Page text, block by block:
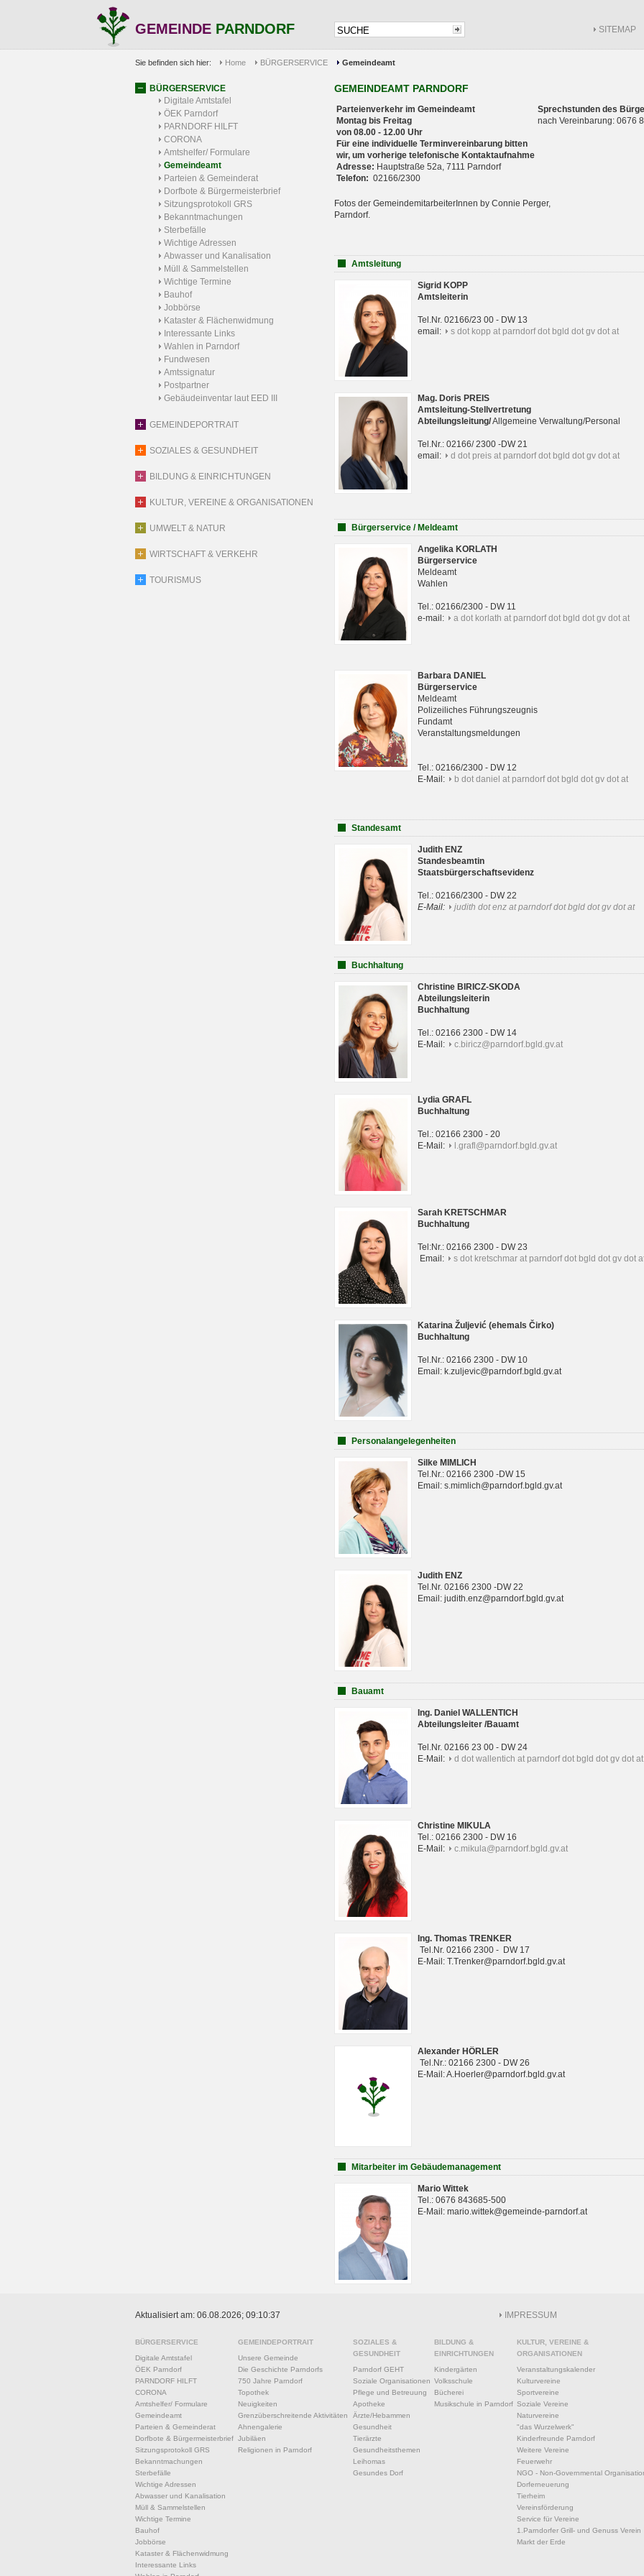
GEMEINDE PARNDORF SITEMAP
Sie befinden sich hier: Home BÜRGERSERVICE Gemeindeamt
BÜRGERSERVICE
Digitale Amtstafel
ÖEK Parndorf
PARNDORF HILFT
CORONA
Amtshelfer/ Formulare
Gemeindeamt
Parteien & Gemeinderat
Dorfbote & Bürgermeisterbrief
Sitzungsprotokoll GRS
Bekanntmachungen
Sterbefälle
Wichtige Adressen
Abwasser und Kanalisation
Müll & Sammelstellen
Wichtige Termine
Bauhof
Jobbörse
Kataster & Flächenwidmung
Interessante Links
Wahlen in Parndorf
Fundwesen
Amtssignatur
Postpartner
Gebäudeinventar laut EED III
GEMEINDEPORTRAIT
SOZIALES & GESUNDHEIT
BILDUNG & EINRICHTUNGEN
KULTUR, VEREINE & ORGANISATIONEN
UMWELT & NATUR
WIRTSCHAFT & VERKEHR
TOURISMUS
GEMEINDEAMT PARNDORF
Parteienverkehr im Gemeindeamt
Montag bis Freitag
von 08.00 - 12.00 Uhr
Für eine individuelle Terminvereinbarung bitten
wir, um vorherige telefonische Kontaktaufnahme
Adresse: Hauptstraße 52a, 7111 Parndorf
Telefon: 02166/2300
Sprechstunden des
nach Vereinbarung: 0676
Fotos der GemeindemitarbeiterInnen by Connie Perger,
Parndorf.
Amtsleitung
Sigrid KOPP
Amtsleiterin
Tel.Nr. 02166/23 00 - DW 13
email:
s dot kopp at parndorf dot bgld dot gv dot at
Mag. Doris PREIS
Amtsleitung-Stellvertretung
Abteilungsleitung/Allgemeine Verwaltung/Personal
Tel.Nr.: 02166/ 2300 -DW 21
email:
d dot preis at parndorf dot bgld dot gv dot at
Bürgerservice / Meldeamt
Angelika KORLATH
Bürgerservice
Meldeamt
Wahlen
Tel.: 02166/2300 - DW 11
e-mail:
a dot korlath at parndorf dot bgld dot gv dot at
Barbara DANIEL
Bürgerservice
Meldeamt
Polizeiliches Führungszeugnis
Fundamt
Veranstaltungsmeldungen
Tel.: 02166/2300 - DW 12
E-Mail:
b dot daniel at parndorf dot bgld dot gv dot at
Standesamt
Judith ENZ
Standesbeamtin
Staatsbürgerschaftsevidenz
Tel.: 02166/2300 - DW 22
E-Mail:
judith dot enz at parndorf dot bgld dot gv dot at
Buchhaltung
Christine BIRICZ-SKODA
Abteilungsleiterin
Buchhaltung
Tel.: 02166 2300 - DW 14
E-Mail:
c.biricz@parndorf.bgld.gv.at
Lydia GRAFL
Buchhaltung
Tel.: 02166 2300 - 20
E-Mail:
l.grafl@parndorf.bgld.gv.at
Sarah KRETSCHMAR
Buchhaltung
Tel:Nr.: 02166 2300 - DW 23
Email:
s dot kretschmar at parndorf dot bgld dot gv dot
Katarina Žuljević (ehemals Čirko)
Buchhaltung
Tel.Nr.: 02166 2300 - DW 10
Email: k.zuljevic@parndorf.bgld.gv.at
Personalangelegenheiten
Silke MIMLICH
Tel.Nr.: 02166 2300 -DW 15
Email: s.mimlich@parndorf.bgld.gv.at
Judith ENZ
Tel.Nr. 02166 2300 -DW 22
Email: judith.enz@parndorf.bgld.gv.at
Bauamt
Ing. Daniel WALLENTICH
Abteilungsleiter /Bauamt
Tel.Nr. 02166 23 00 - DW 24
E-Mail:
d dot wallentich at parndorf dot bgld dot gv dot at
Christine MIKULA
Tel.: 02166 2300 - DW 16
E-Mail:
c.mikula@parndorf.bgld.gv.at
Ing. Thomas TRENKER
Tel.Nr. 02166 2300 - DW 17
E-Mail: T.Trenker@parndorf.bgld.gv.at
Alexander HÖRLER
Tel.Nr.: 02166 2300 - DW 26
E-Mail: A.Hoerler@parndorf.bgld.gv.at
Mitarbeiter im Gebäudemanagement
Mario Wittek
Tel.: 0676 843685-500
E-Mail: mario.wittek@gemeinde-parndorf.at
Aktualisiert am: 06.08.2026; 09:10:37 IMPRESSUM
BÜRGERSERVICE
Digitale Amtstafel
ÖEK Parndorf
PARNDORF HILFT
CORONA
Amtshelfer/ Formulare
Gemeindeamt
Parteien & Gemeinderat
Dorfbote & Bürgermeisterbrief
Sitzungsprotokoll GRS
Bekanntmachungen
Sterbefälle
Wichtige Adressen
Abwasser und Kanalisation
Müll & Sammelstellen
Wichtige Termine
Bauhof
Jobbörse
Kataster & Flächenwidmung
Interessante Links
GEMEINDEPORTRAIT
Unsere Gemeinde
Die Geschichte Parndorfs
750 Jahre Parndorf
Topothek
Neuigkeiten
Grenzüberschreitende Aktivitäten
Ahnengalerie
Jubiläen
Religionen in Parndorf
SOZIALES &
GESUNDHEIT
Parndorf GEHT
Soziale Organisationen
Pflege und Betreuung
Apotheke
Ärzte/Hebammen
Gesundheit
Tierärzte
Gesundheitsthemen
Leihomas
Gesundes Dorf
BILDUNG &
EINRICHTUNGEN
Kindergärten
Volksschule
Bücherei
Musikschule in Parndorf
KULTUR, VEREINE &
ORGANISATIONEN
Veranstaltungskalender
Kulturvereine
Sportvereine
Soziale Vereine
Naturvereine
"das Wurzelwerk"
Kinderfreunde Parndorf
Weitere Vereine
Feuerwehr
NGO - Non-Governmental
Dorferneuerung
Tierheim
Vereinsförderung
Service für Vereine
1.Parndorfer Grill- und Genuss Verein
Markt der Erde